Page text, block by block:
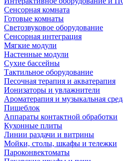
Сенсорная комната
Готовые комнаты
Светозвуковое оборудование
Сенсорная интеграция
Мягкие модули
Настенные модули
Сухие бассейны
Тактильное оборудование
Песочная терапия и акватерапия
Ионизаторы и увлажнители
Ароматерапия и музыкальная
Пищеблок
Аппараты контактной обработки
Кухонные плиты
Линии раздачи и витрины
Мойки, столы, шкафы и тележки
Пароконвектоматы